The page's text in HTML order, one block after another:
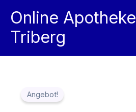
Inhalt
springen
Online Apotheke
Triberg
Angebot!